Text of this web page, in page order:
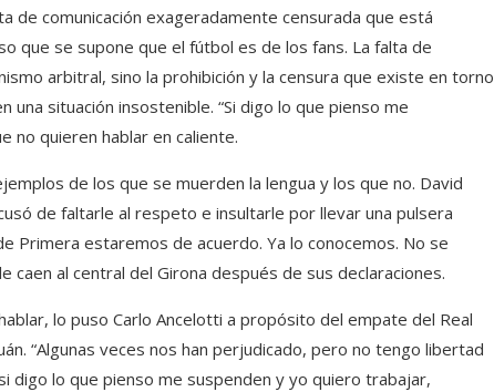
de comunicación exageradamente censurada que está
que se supone que el fútbol es de los fans. La falta de
arbitral, sino la prohibición y la censura que existe en torno
situación insostenible. “Si digo lo que pienso me
no quieren hablar en caliente.
de los que se muerden la lengua y los que no. David
de faltarle al respeto e insultarle por llevar una pulsera
Primera estaremos de acuerdo. Ya lo conocemos. No se
caen al central del Girona después de sus declaraciones.
lo puso Carlo Ancelotti a propósito del empate del Real
“Algunas veces nos han perjudicado, pero no tengo libertad
digo lo que pienso me suspenden y yo quiero trabajar,